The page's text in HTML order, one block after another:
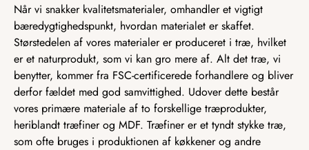
Når vi snakker kvalitetsmaterialer, omhandler et vigtigt
bæredygtighedspunkt, hvordan materialet er skaffet.
Størstedelen af vores materialer er produceret i træ, hvilket
er et naturprodukt, som vi kan gro mere af. Alt det træ, vi
benytter, kommer fra FSC-certificerede forhandlere og bliver
derfor fældet med god samvittighed. Udover dette består
vores primære materiale af to forskellige træprodukter,
heriblandt træfiner og MDF. Træfiner er et tyndt stykke træ,
som ofte bruges i produktionen af køkkener og andre